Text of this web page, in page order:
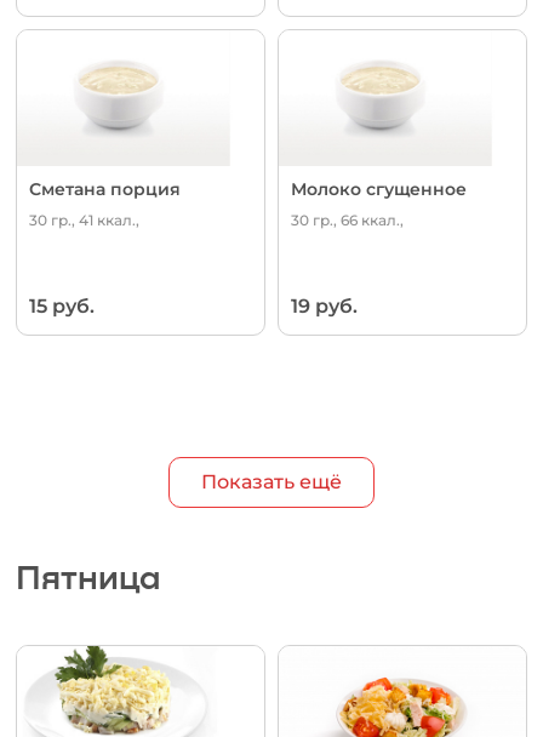
Сметана порция
30 гр., 41 ккал.,
15 руб.
Молоко сгущенное
30 гр., 66 ккал.,
19 руб.
Показать ещё
Пятница